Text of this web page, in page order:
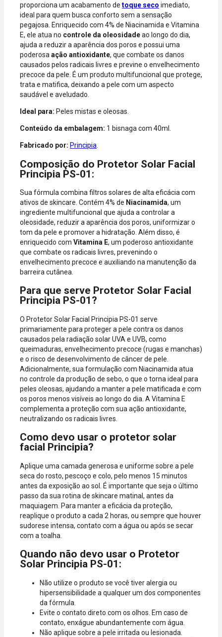
aceitas: Visa,
Mastercard,
Hipercard,
American
Express, Elo e
Diners.
proporciona um acabamento de toque seco imediato,
ideal para quem busca conforto sem a sensação
pegajosa. Enriquecido com 4% de Niacinamida e Vitamina
E, ele atua no controle da oleosidadeao longo do dia,
ajuda a reduzir a aparência dos poros e possui uma
poderosa ação antioxidante, que combate os danos
causados pelos radicais livres e previne o envelhecimento
precoce da pele. É um produto multifuncional que protege,
trata e matifica, deixando a pele com um aspecto
saudável e aveludado.
Ideal para: Peles mistas e oleosas.
Conteúdo da embalagem: 1 bisnaga com 40ml.
Fabricado por: Principia
Composição do Protetor Solar Facial
Principia PS-01:
Sua fórmula combina filtros solares de alta eficácia com
ativos de skincare. Contém 4% de Niacinamida, um
ingrediente multifuncional que ajuda a controlar a
oleosidade, reduzir a aparência dos poros, uniformizar o
tom da pele e promover a hidratação. Além disso, é
enriquecido com Vitamina E, um poderoso antioxidante
que combate os radicais livres, prevenindo o
envelhecimento precoce e auxiliando na manutenção da
barreira cutânea.
Para que serve Protetor Solar Facial
Principia PS-01?
O Protetor Solar Facial Principia PS-01 serve
primariamente para proteger a pele contra os danos
causados pela radiação solar UVA e UVB, como
queimaduras, envelhecimento precoce (rugas e manchas)
e o risco de desenvolvimento de câncer de pele.
Adicionalmente, sua formulação com Niacinamida atua
no controle da produção de sebo, o que o torna ideal para
peles oleosas, ajudando a manter a pele matificada e com
os poros menos visíveis ao longo do dia. A Vitamina E
complementa a proteção com sua ação antioxidante,
neutralizando os radicais livres.
Como devo usar o protetor solar
facial Principia?
Aplique uma camada generosa e uniforme sobre a pele
seca do rosto, pescoço e colo, pelo menos 15 minutos
antes da exposição ao sol. É importante que seja o último
passo da sua rotina de skincare matinal, antes da
maquiagem. Para manter a eficácia da proteção,
reaplique o produto a cada 2 horas, ou sempre que houver
sudorese intensa, contato com a água ou após se secar
com a toalha.
Quando não devo usar o Protetor
Solar Principia PS-01:
Não utilize o produto se você tiver alergia ou
hipersensibilidade a qualquer um dos componentes
da fórmula.
Evite o contato direto com os olhos. Em caso de
contato, enxágue abundantemente com água.
Não aplique sobre a pele irritada ou lesionada.